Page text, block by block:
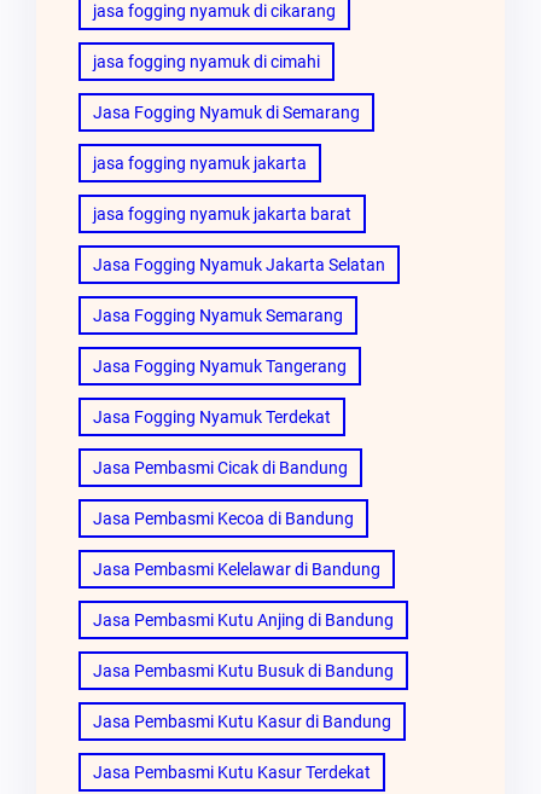
jasa fogging nyamuk di cikarang
jasa fogging nyamuk di cimahi
Jasa Fogging Nyamuk di Semarang
jasa fogging nyamuk jakarta
jasa fogging nyamuk jakarta barat
Jasa Fogging Nyamuk Jakarta Selatan
Jasa Fogging Nyamuk Semarang
Jasa Fogging Nyamuk Tangerang
Jasa Fogging Nyamuk Terdekat
Jasa Pembasmi Cicak di Bandung
Jasa Pembasmi Kecoa di Bandung
Jasa Pembasmi Kelelawar di Bandung
Jasa Pembasmi Kutu Anjing di Bandung
Jasa Pembasmi Kutu Busuk di Bandung
Jasa Pembasmi Kutu Kasur di Bandung
Jasa Pembasmi Kutu Kasur Terdekat